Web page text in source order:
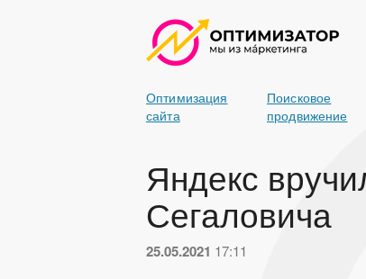
Оптимизация
сайта
Поисковое
продвижение
Яндекс
Сегаловича
25.05.2021 17:11